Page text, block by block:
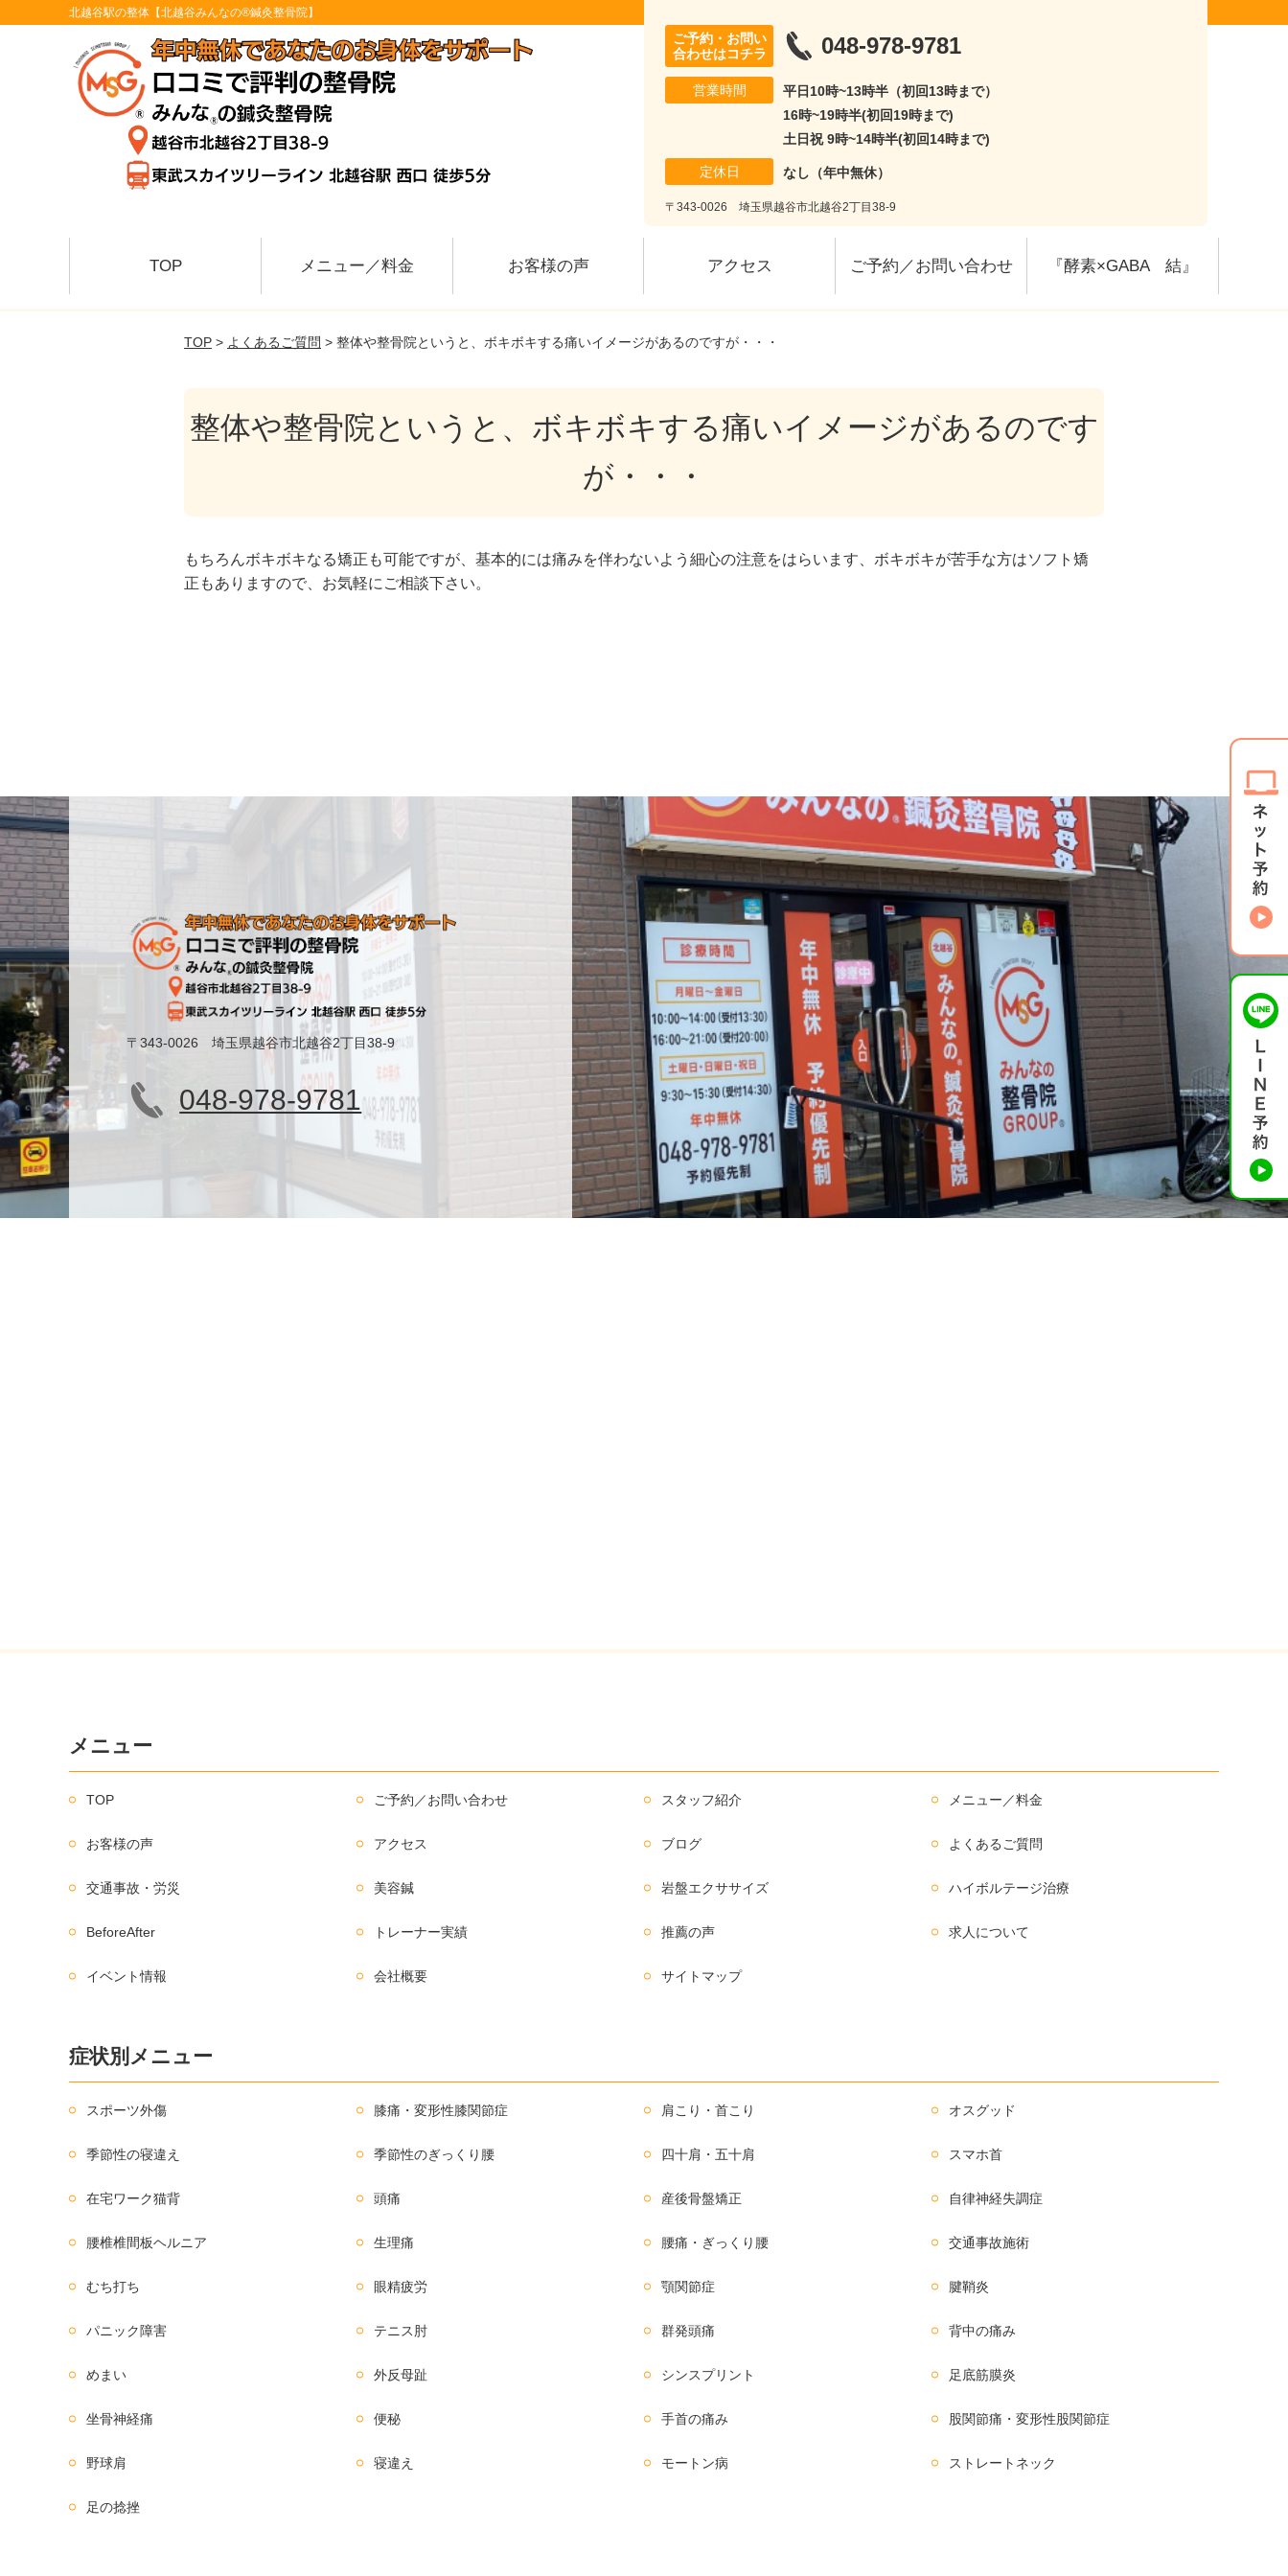
北越谷駅の整体【北越谷みんなの®鍼灸整骨院】
ご予約・お問い
合わせはコチラ
048-978-9781
営業時間
平日10時~13時半（初回13時まで）
16時~19時半(初回19時まで)
土日祝 9時~14時半(初回14時まで)
定休日 なし（年中無休）
〒343-0026 埼玉県越谷市北越谷2丁目38-9
TOP メニュー／料金 お客様の声 アクセス ご予約／お問い合わせ 『酵素×GABA 結』
TOP > よくあるご質問 > 整体や整骨院というと、ボキボキする痛いイメージがあるのですが・・・
整体や整骨院というと、ボキボキする痛いイメージがあるのです
が・・・
もちろんボキボキなる矯正も可能ですが、基本的には痛みを伴わないよう細心の注意をはらいます、ボキボキが苦手な方はソフト矯
正もありますので、お気軽にご相談下さい。
〒343-0026 埼玉県越谷市北越谷2丁目38-9
048-978-9781
メニュー
TOP ご予約／お問い合わせ スタッフ紹介 メニュー／料金
お客様の声 アクセス ブログ よくあるご質問
交通事故・労災 美容鍼 岩盤エクササイズ ハイボルテージ治療
BeforeAfter トレーナー実績 推薦の声 求人について
イベント情報 会社概要 サイトマップ
症状別メニュー
スポーツ外傷 膝痛・変形性膝関節症 肩こり・首こり オスグッド
季節性の寝違え 季節性のぎっくり腰 四十肩・五十肩 スマホ首
在宅ワーク猫背 頭痛 産後骨盤矯正 自律神経失調症
腰椎椎間板ヘルニア 生理痛 腰痛・ぎっくり腰 交通事故施術
むち打ち 眼精疲労 顎関節症 腱鞘炎
パニック障害 テニス肘 群発頭痛 背中の痛み
めまい 外反母趾 シンスプリント 足底筋膜炎
坐骨神経痛 便秘 手首の痛み 股関節痛・変形性股関節症
野球肩 寝違え モートン病 ストレートネック
足の捻挫